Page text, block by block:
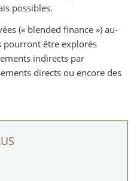
possibles.
(« blended finance ») au-
pourront être explorés
indirects par
directs ou encore des